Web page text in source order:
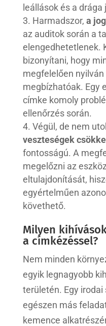
leállások és a drága
Harmadszor, a
az auditok során a
elengedhetetlenek.
bizonyítani, hogy
megfelelően
megbízhatóak. Egy
címke komoly
ellenőrzés során.
Végül, de nem
veszteségek
fontosságú. A
megelőzni az
eltulajdonítását,
egyértelműen
követhető.
Milyen
a címkézéssel?
Nem minden
egyik legnagyobb
területén. Egy
egészen más
kemence